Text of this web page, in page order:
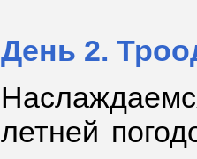
День 2.
летней